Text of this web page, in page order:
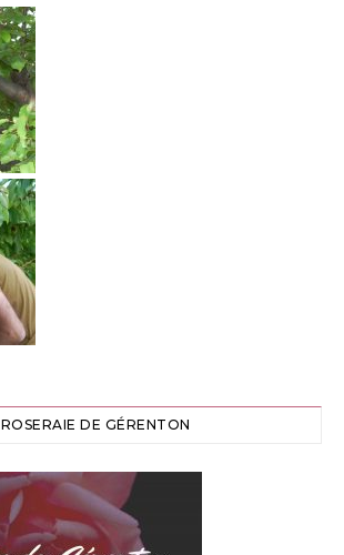
ROSERAIE DE GÉRENTON